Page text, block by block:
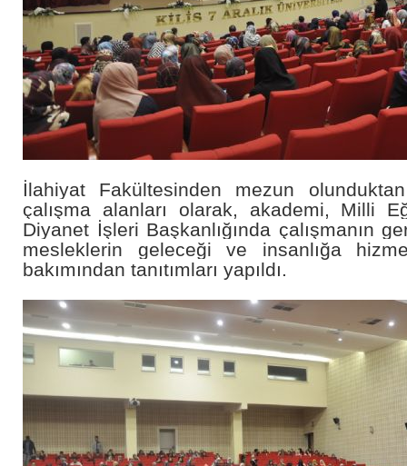
İlahiyat Fakültesinden mezun
çalışma alanları olarak, akademi, Milli
Diyanet İşleri Başkanlığında çalışmanın
mesleklerin geleceği ve insanlığa
bakımından tanıtımları yapıldı.